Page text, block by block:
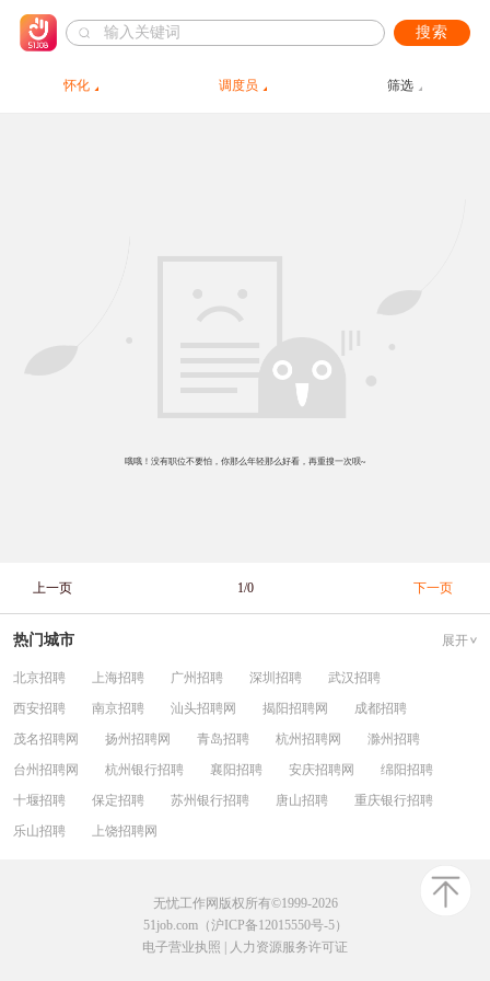
搜索
怀化 调度员 筛选
哦哦！没有职位不要怕，你那么年轻那么好看，再重搜一次呗~
上一页 1/0 下一页
热门城市 展开
北京招聘 上海招聘 广州招聘 深圳招聘
武汉招聘
西安招聘
南京招聘 汕头招聘网 揭阳招聘网
成都招聘
茂名招聘网
扬州招聘网 青岛招聘 杭州招聘网
滁州招聘
台州招聘网
杭州银行招聘 襄阳招聘 安庆招聘网
绵阳招聘
十堰招聘
保定招聘 苏州银行招聘 唐山招聘
重庆银行招聘
乐山招聘
上饶招聘网
无忧工作网版权所有©1999-2026
51job.com（沪ICP备12015550号-5）
电子营业执照
人力资源服务许可证